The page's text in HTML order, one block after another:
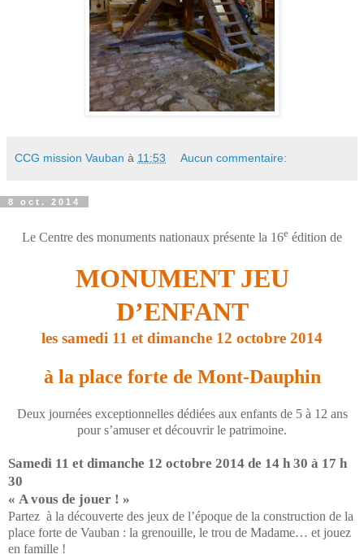
CCG mission Vauban à 11:53 Aucun commentaire:
8 oct. 2014
Le Centre des monuments nationaux présente la 16e édition de
MONUMENT JEU
D’ENFANT
les samedi 11 et dimanche 12 octobre 2014
à la place forte de Mont-Dauphin
Deux journées exceptionnelles dédiées aux enfants de 5 à 12 ans
pour s’amuser et découvrir le patrimoine.
Samedi 11 et dimanche 12 octobre 2014 de 14 h 30 à 17 h
30
« A vous de jouer ! »
Partez à la découverte des jeux de l’époque de la construction de la
place forte de Vauban : la grenouille, le trou de Madame… et jouez
en famille !